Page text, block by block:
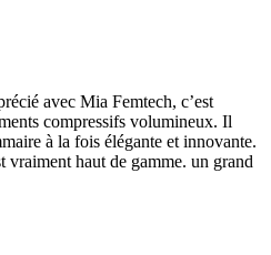
avec Mia Femtech, c’est
compressifs volumineux. Il
à la fois élégante et innovante.
vraiment haut de gamme. un grand